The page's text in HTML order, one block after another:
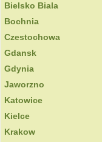
Bielsko Biala
Bochnia
Czestochowa
Gdansk
Gdynia
Jaworzno
Katowice
Kielce
Krakow